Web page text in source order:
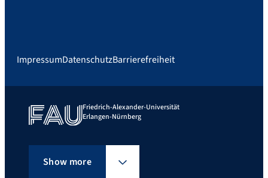
ImpressumDatenschutzBarrierefreiheit
Friedrich-Alexander-Universität
Erlangen-Nürnberg
Show more